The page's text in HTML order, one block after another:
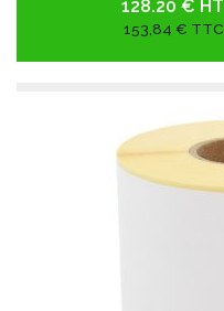
128.20 € HT
153,84 € TTC